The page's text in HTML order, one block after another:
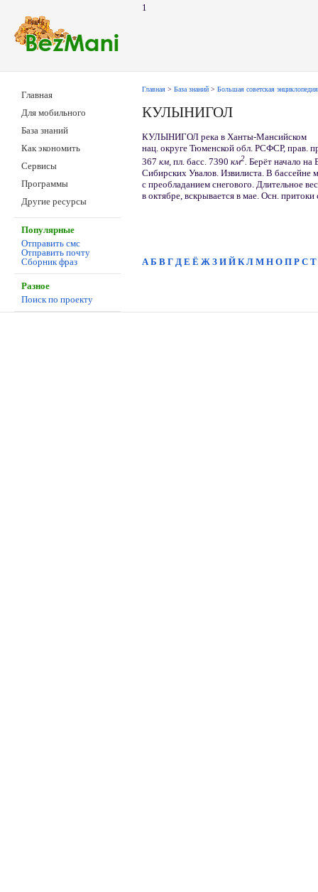
1
Главная
Для мобильного
База знаний
Как экономить
Сервисы
Программы
Другие ресурсы
Популярные
Отправить смс
Отправить почту
Сборник фраз
Разное
Поиск по проекту
Главная > База знаний > Большая советская энциклопедия
КУЛЫНИГОЛ
КУЛЫНИГОЛ река в Ханты-Мансийском
нац. округе Тюменской обл. РСФСР, прав.
367 км, пл. басс. 7390 км2 Берёт начало на
Сибирских Увалов. Извилиста. В бассейне
с преобладанием снегового. Длительное
в октябре, вскрывается в мае. Осн.
А Б В Г Д Е Ё Ж З И Й К Л М Н О П Р С Т